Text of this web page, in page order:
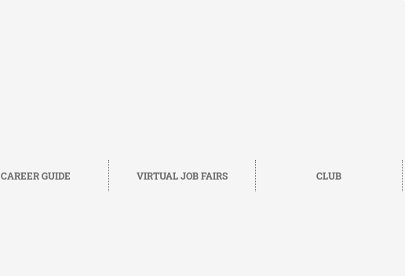
CAREER GUIDE VIRTUAL JOB FAIRS CLUB